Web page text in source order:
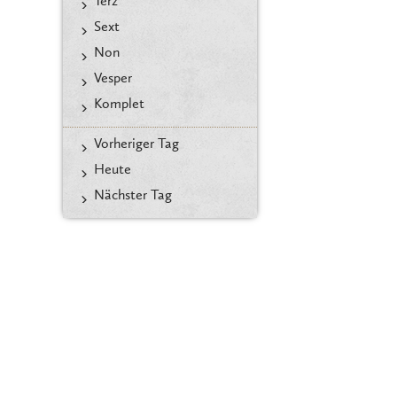
Sext
Non
Vesper
Komplet
Vorheriger Tag
Heute
Nächster Tag